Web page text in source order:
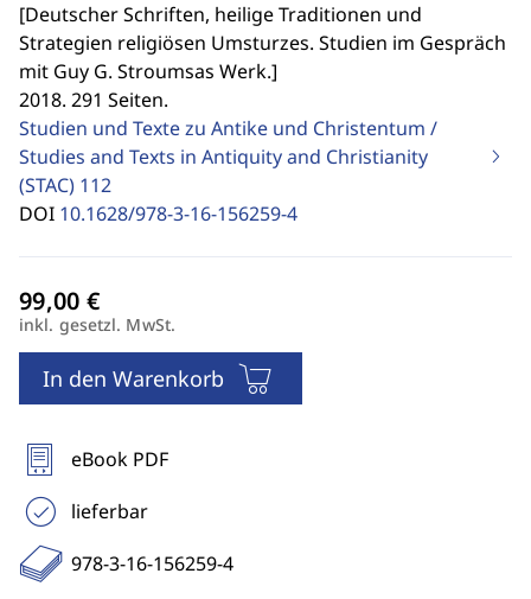
[Deutscher Schriften, heilige Traditionen und
Strategien religiösen Umsturzes. Studien im Gespräch
mit Guy G. Stroumsas Werk.]
2018. 291 Seiten.
Studien und Texte zu Antike und Christentum /
Studies and Texts in Antiquity and Christianity
(STAC) 112
DOI 10.1628/978-3-16-156259-4
inkl. gesetzl. MwSt.
In den Warenkorb
eBook PDF
lieferbar
978-3-16-156259-4